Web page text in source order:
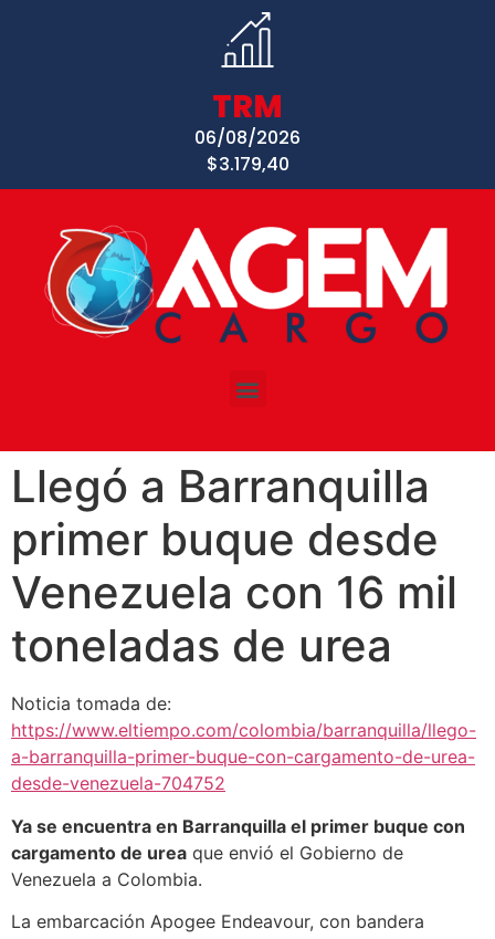
TRM
06/08/2026
$3.179,40
Llegó a Barranquilla
primer buque desde
Venezuela con 16 mil
toneladas de urea
Noticia tomada de:
https://www.eltiempo.com/colombia/barranquilla/llego-
a-barranquilla-primer-buque-con-cargamento-de-urea-
desde-venezuela-704752
Ya se encuentra en Barranquilla el primer buque con
cargamento de urea que envió el Gobierno de
Venezuela a Colombia.
La embarcación Apogee Endeavour, con bandera